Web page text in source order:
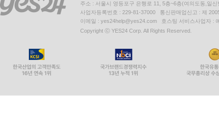
주소 : 서울시 영등포구 은행로 11, 5층~6층(여의도동,일신
사업자등록번호 : 229-81-37000 통신판매업신고 : 제
이메일 : yes24help@yes24.com 호스팅 서비스사업자 :
Copyright ⓒ YES24 Corp. All Rights Reserved.